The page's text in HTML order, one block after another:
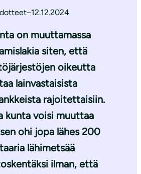
–12.12.2024
on muuttamassa
siten, että
oikeutta
lainvastaisista
rajoitettaisiin.
kunta voisi muuttaa
ohi jopa lähes 200
lähimetsää
ilman, että